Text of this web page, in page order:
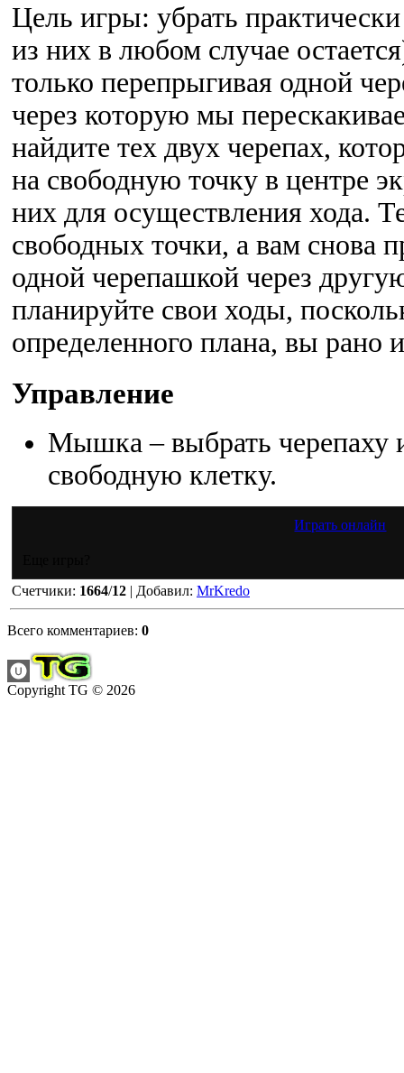
Цель игры: убрать
из них в любом случае
только перепрыгивая одной
через которую мы
найдите тех двух черепах,
на свободную точку в центре
них для осуществления хода.
свободных точки, а вам снова
одной черепашкой через
планируйте свои ходы,
определенного плана, вы рано
Управление
Мышка – выбрать черепаху
свободную клетку.
Играть онлайн
Счетчики: 1664/12 | Добавил: MrKredo
Всего комментариев: 0
Copyright TG © 2026